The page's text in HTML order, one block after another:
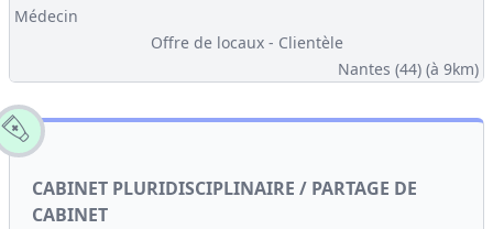
Médecin
Offre de locaux - Clientèle
Nantes (44) (à 9km)
CABINET PLURIDISCIPLINAIRE / PARTAGE DE
CABINET